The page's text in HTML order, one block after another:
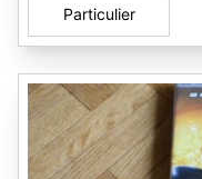
Particulier